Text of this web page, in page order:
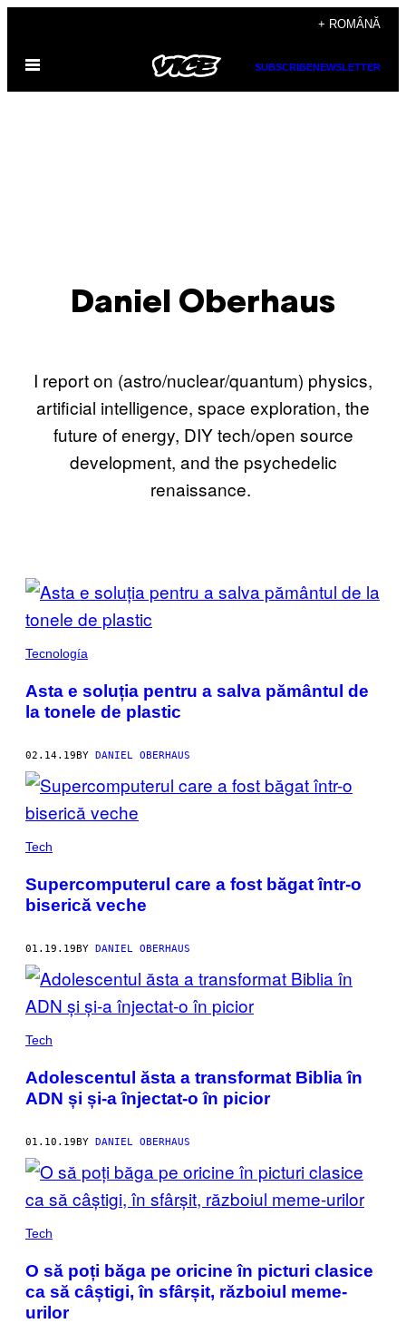
content
+ ROMÂNĂ
Open
SUBSCRIBENEWSLETTER
Daniel Oberhaus
I report on (astro/nuclear/quantum) physics,
artificial intelligence, space exploration, the
future of energy, DIY tech/open source
development, and the psychedelic
renaissance.
POSTS
BY
THIS
AUTHOR
Tecnología
Asta e soluția pentru a salva pământul de
la tonele de plastic
02.14.19BY DANIEL OBERHAUS
Tech
Supercomputerul care a fost băgat într-o
biserică veche
01.19.19BY DANIEL OBERHAUS
Tech
Adolescentul ăsta a transformat Biblia în
ADN și și-a înjectat-o în picior
01.10.19BY DANIEL OBERHAUS
Tech
O să poți băga pe oricine în picturi clasice
ca să câștigi, în sfârșit, războiul meme-
urilor